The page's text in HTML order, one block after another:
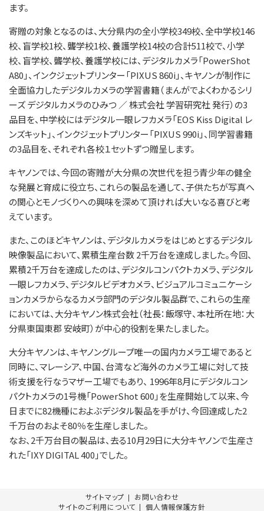
ます。
寄贈の対象となるのは、大分県内の全小学校349校、全中学校146
校、盲学校1校、聾学校1校、養護学校14校の合計511校で、小学
校、盲学校、聾学校、養護学校には、デジタルカメラ「PowerShot
A80」、インクジェットプリンター「PIXUS 860i」、キヤノンが制作に
全面協力したデジタルカメラの学習書籍（まんがでよくわかるシリ
ーズ デジタルカメラのひみつ ／ 株式会社 学習研究社 発行）の3
品目を、中学校にはデジタル一眼レフカメラ「EOS Kiss Digital レ
ンズキット」、インクジェットプリンター「PIXUS 990i」、同学習書籍
の3品目を、それぞれ各校１セットずつ贈呈します。
キヤノンでは、今回の寄贈が大分県の次世代を担う青少年の健全
な発展と育成に役立ち、これらの製品を通して、子供たちが写真へ
の関心とモノづくりへの興味を深めて頂ければ大いなる喜びと考
えています。
また、このほどキヤノンは、デジタルカメラをはじめとするデジタル
映像製品において、累積生産台数 2千万台を達成しました。今回、
累積2千万台を達成したのは、デジタルコンパクトカメラ、デジタル
一眼レフカメラ、デジタルビデオカメラ、ビジュアルコミュニケーシ
ョンカメラからなるカメラ部門のデジタル製品群で、これらの生産
においては、大分キヤノン株式会社（社長：飯塚守、本社所在地：大
分県東国東郡 安岐町）が中心的役割を果たしました。
大分キヤノンは、キヤノングループ唯一の国内カメラ工場であると
同時に、マレーシア、中国、台湾など海外のカメラ工場に対して技
術支援を行なうマザー工場でもあり、 1996年8月にデジタルコン
パクトカメラの1号機「PowerShot 600」を生産開始して以来、今
日までに82機種におよぶデジタル製品を手がけ、今回達成した2
千万台のおよそ80％を生産しました。
なお、2千万台目の製品は、去る10月29日に大分キヤノンで生産さ
れた「IXY DIGITAL 400」でした。
サイトマップ
お問い合わせ
サイトのご利用について
個人情報保護方針